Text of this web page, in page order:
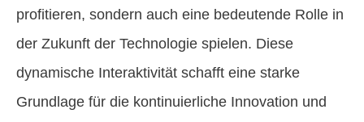
profitieren, sondern auch eine bedeutende Rolle in
der Zukunft der Technologie spielen. Diese
dynamische Interaktivität schafft eine starke
Grundlage für die kontinuierliche Innovation und